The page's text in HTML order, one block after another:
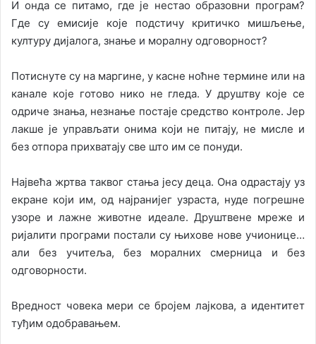
И онда се питамо, где је нестао образовни програм?
Где су емисије које подстичу критичко мишљење,
културу дијалога, знање и моралну одговорност?
Потиснуте су на маргине, у касне ноћне термине или на
канале које готово нико не гледа. У друштву које се
одриче знања, незнање постаје средство контроле. Јер
лакше је управљати онима који не питају, не мисле и
без отпора прихватају све што им се понуди.
Највећа жртва таквог стања јесу деца. Она одрастају уз
екране који им, од најранијег узраста, нуде погрешне
узоре и лажне животне идеале. Друштвене мреже и
ријалити програми постали су њихове нове учионице…
али без учитеља, без моралних смерница и без
одговорности.
Вредност човека мери се бројем лајкова, а идентитет
туђим одобравањем.